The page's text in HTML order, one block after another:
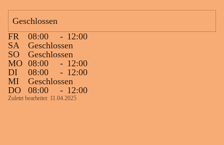
Geschlossen
FR
08:00 - 12:00
SA
Geschlossen
SO
Geschlossen
MO 08:00 - 12:00
DI
08:00 - 12:00
MI
Geschlossen
DO
08:00 - 12:00
Zuletzt bearbeitet: 11.04.2025